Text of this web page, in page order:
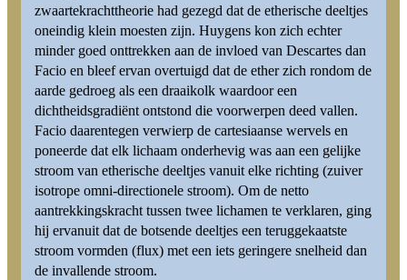
zwaartekrachttheorie had gezegd dat de etherische deeltjes
oneindig klein moesten zijn. Huygens kon zich echter
minder goed onttrekken aan de invloed van Descartes dan
Facio en bleef ervan overtuigd dat de ether zich rondom de
aarde gedroeg als een draaikolk waardoor een
dichtheidsgradiënt ontstond die voorwerpen deed vallen.
Facio daarentegen verwierp de cartesiaanse wervels en
poneerde dat elk lichaam onderhevig was aan een gelijke
stroom van etherische deeltjes vanuit elke richting (zuiver
isotrope omni-directionele stroom). Om de netto
aantrekkingskracht tussen twee lichamen te verklaren, ging
hij ervanuit dat de botsende deeltjes een teruggekaatste
stroom vormden (flux) met een iets geringere snelheid dan
de invallende stroom.